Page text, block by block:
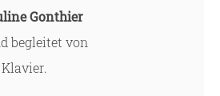
Gonthier
begleitet von